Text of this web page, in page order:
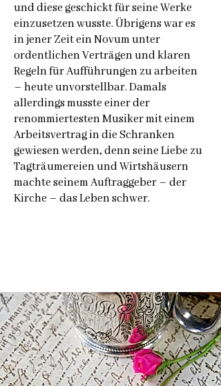
und diese geschickt für seine Werke
einzusetzen wusste. Übrigens war es
in jener Zeit ein Novum unter
ordentlichen Verträgen und klaren
Regeln für Aufführungen zu arbeiten
– heute unvorstellbar. Damals
allerdings musste einer der
renommiertesten Musiker mit einem
Arbeitsvertrag in die Schranken
gewiesen werden, denn seine Liebe zu
Tagträumereien und Wirtshäusern
machte seinem Auftraggeber – der
Kirche – das Leben schwer.